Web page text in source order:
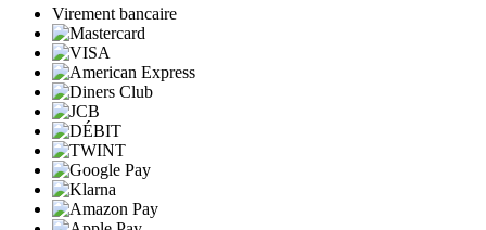
Virement bancaire